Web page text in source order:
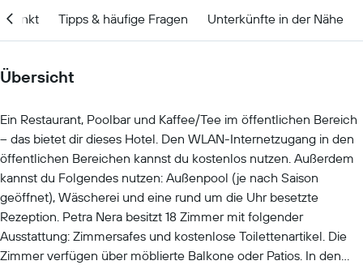
Tipps & häufige Fragen Unterkünfte in der Nähe
Übersicht
Ein Restaurant, Poolbar und Kaffee/Tee im öffentlichen Bereich
– das bietet dir dieses Hotel. Den WLAN-Internetzugang in den
öffentlichen Bereichen kannst du kostenlos nutzen. Außerdem
kannst du Folgendes nutzen: Außenpool (je nach Saison
geöffnet), Wäscherei und eine rund um die Uhr besetzte
Rezeption. Petra Nera besitzt 18 Zimmer mit folgender
Ausstattung: Zimmersafes und kostenlose Toilettenartikel. Die
Zimmer verfügen über möblierte Balkone oder Patios. In den